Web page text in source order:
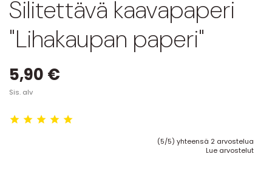
Silitettävä kaavapaperi
"Lihakaupan paperi"
5,90 €
Sis. alv
(5/5) yhteensä 2 arvostelua
Lue arvostelut